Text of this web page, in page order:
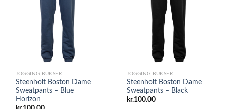
JOGGING BUKSER
Steenholt Boston Dame
Sweatpants – Blue
Horizon
JOGGING BUKSER
Steenholt Boston Dame
Sweatpants – Black
kr.100.00